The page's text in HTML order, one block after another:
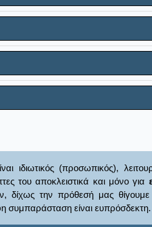
ιδιωτικός (προσωπικός),
του αποκλειστικά και μόνο για
δίχως την πρόθεσή μας
συμπαράσταση είναι ευπρόσδεκτη.